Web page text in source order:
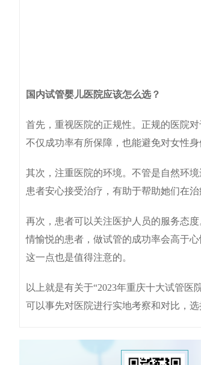
国内试管婴儿医院应该怎么选？
首先，重视医院的正规性。正规的医院
不仅成功率有所保障，也能避免对女
其次，注重医院的环境。不管是自然环
患者安心接受治疗，有助于帮助她们
再次，患者可以关注医护人员的服务态
情愉悦的患者，做试管的成功率会高于
这一点也是值得注意的。
以上就是有关于“2023年重庆十大试管
可以事先对医院进行实地考察和对比，